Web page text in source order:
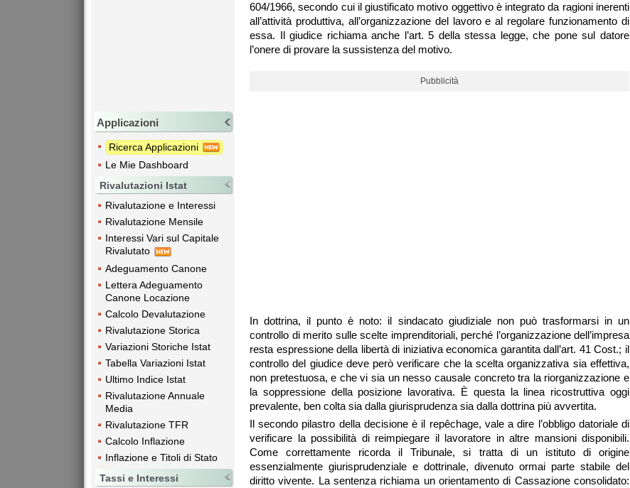
Applicazioni
Ricerca Applicazioni
Le Mie Dashboard
Rivalutazioni Istat
Rivalutazione e Interessi
Rivalutazione Mensile
Interessi Vari sul Capitale
Rivalutato
Adeguamento Canone
Lettera Adeguamento
Canone Locazione
Calcolo Devalutazione
Rivalutazione Storica
Variazioni Storiche Istat
Tabella Variazioni Istat
Ultimo Indice Istat
Rivalutazione Annuale
Media
Rivalutazione TFR
Calcolo Inflazione
Inflazione e Titoli di Stato
Tassi e Interessi
604/1966, secondo cui il giustificato motivo oggettivo è integrato da ragioni inerenti
all’attività produttiva, all’organizzazione del lavoro e al regolare funzionamento di
essa. Il giudice richiama anche l’art. 5 della stessa legge, che pone sul datore
l’onere di provare la sussistenza del motivo.
Pubblicità
In dottrina, il punto è noto: il sindacato giudiziale non può trasformarsi in un
controllo di merito sulle scelte imprenditoriali, perché l’organizzazione dell’impresa
resta espressione della libertà di iniziativa economica garantita dall’art. 41 Cost.; il
controllo del giudice deve però verificare che la scelta organizzativa sia effettiva,
non pretestuosa, e che vi sia un nesso causale concreto tra la riorganizzazione e
la soppressione della posizione lavorativa. È questa la linea ricostruttiva oggi
prevalente, ben colta sia dalla giurisprudenza sia dalla dottrina più avvertita.
Il secondo pilastro della decisione è il repêchage, vale a dire l’obbligo datoriale di
verificare la possibilità di reimpiegare il lavoratore in altre mansioni disponibili.
Come correttamente ricorda il Tribunale, si tratta di un istituto di origine
essenzialmente giurisprudenziale e dottrinale, divenuto ormai parte stabile del
diritto vivente. La sentenza richiama un orientamento di Cassazione consolidato: